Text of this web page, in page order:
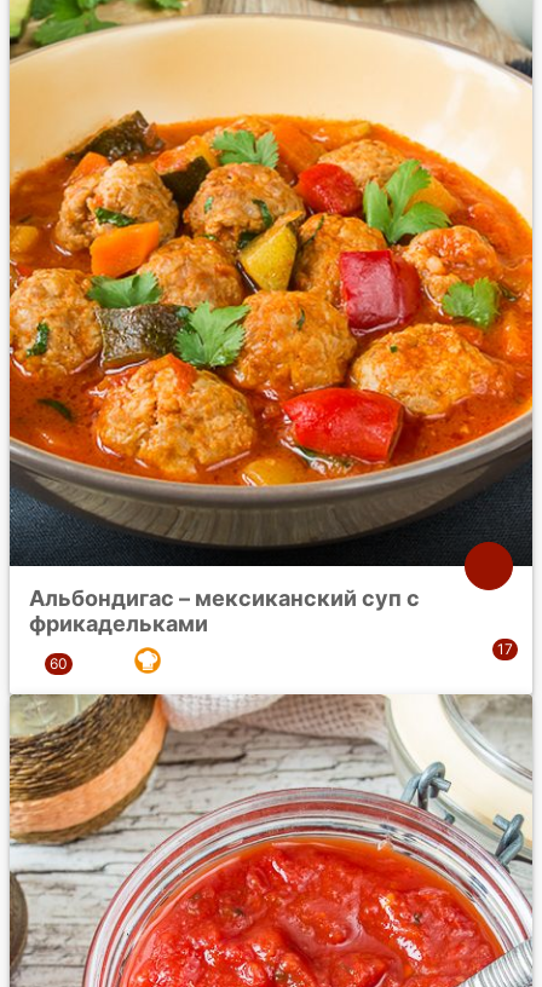
Альбондигас – мексиканский суп с
фрикадельками